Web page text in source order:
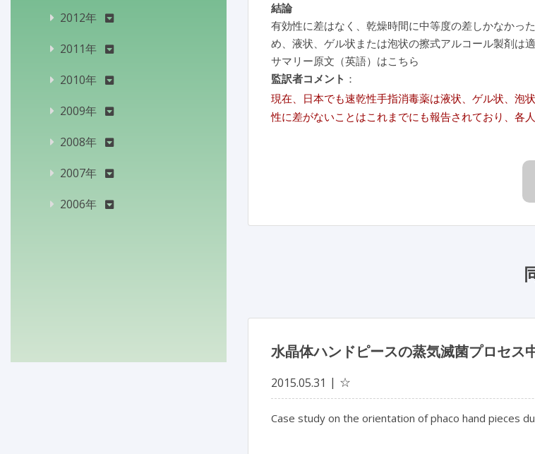
結論
有効性に差はなく、乾燥時間に中等度の差しかなかっ
め、液状、ゲル状または泡状の擦式アルコール製剤は適
サマリー原文（英語）はこちら
監訳者コメント ：
現在、日本でも速乾性手指消毒薬は液状、ゲル状、泡
性に差がないことはこれまでにも報告されており、各
水晶体ハンドピースの蒸気滅菌プロセ
2015.05.31 ☆
Case study on the orientation of phaco hand pieces
2012年
2011年
2010年
2009年
2008年
2007年
2006年